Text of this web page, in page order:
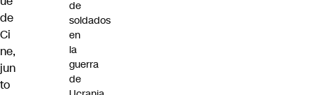
de
Ci
ne,
jun
to
de
soldados
en
la
guerra
de